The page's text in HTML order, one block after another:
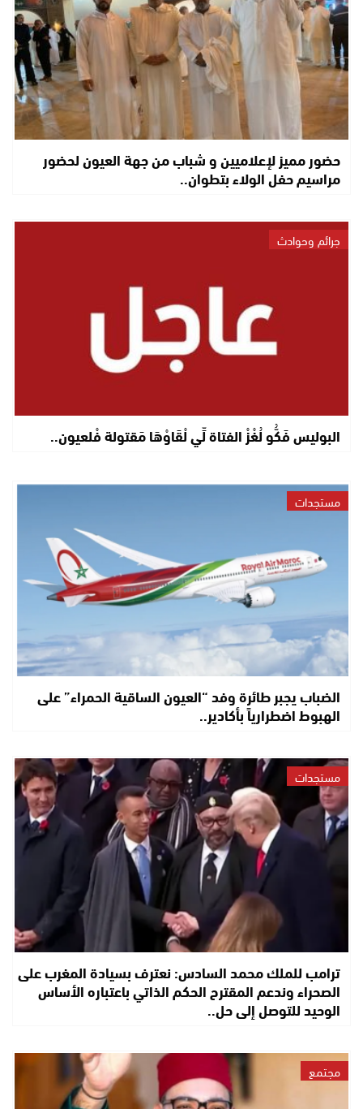
حضور مميز لإعلاميين و شباب من جهة العيون لحضور
مراسيم حفل الولاء بتطوان..
جرائم وحوادث
البوليس فَكُّو لُغْزْ الفتاة لِّي لْقَاوْهَا مَقتولة فْلعيون..
مستجدات
الضباب يجبر طائرة وفد “العيون الساقية الحمراء” على
الهبوط اضطرارياً بأكادير..
مستجدات
ترامب للملك محمد السادس: نعترف بسيادة المغرب على
الصحراء وندعم المقترح الحكم الذاتي باعتباره الأساس
الوحيد للتوصل إلى حل..
مجتمع